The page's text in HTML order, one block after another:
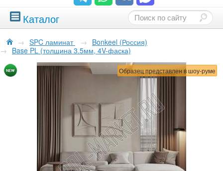
Каталог
→ SPC ламинат → Bonkeel (Россия)
→ Base PL (толщина 3.5мм, 4V-фаска)
Образец представлен в шоу-руме